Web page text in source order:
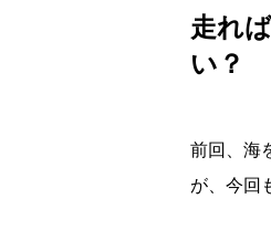
走れ
い？
前回、海
が、今回